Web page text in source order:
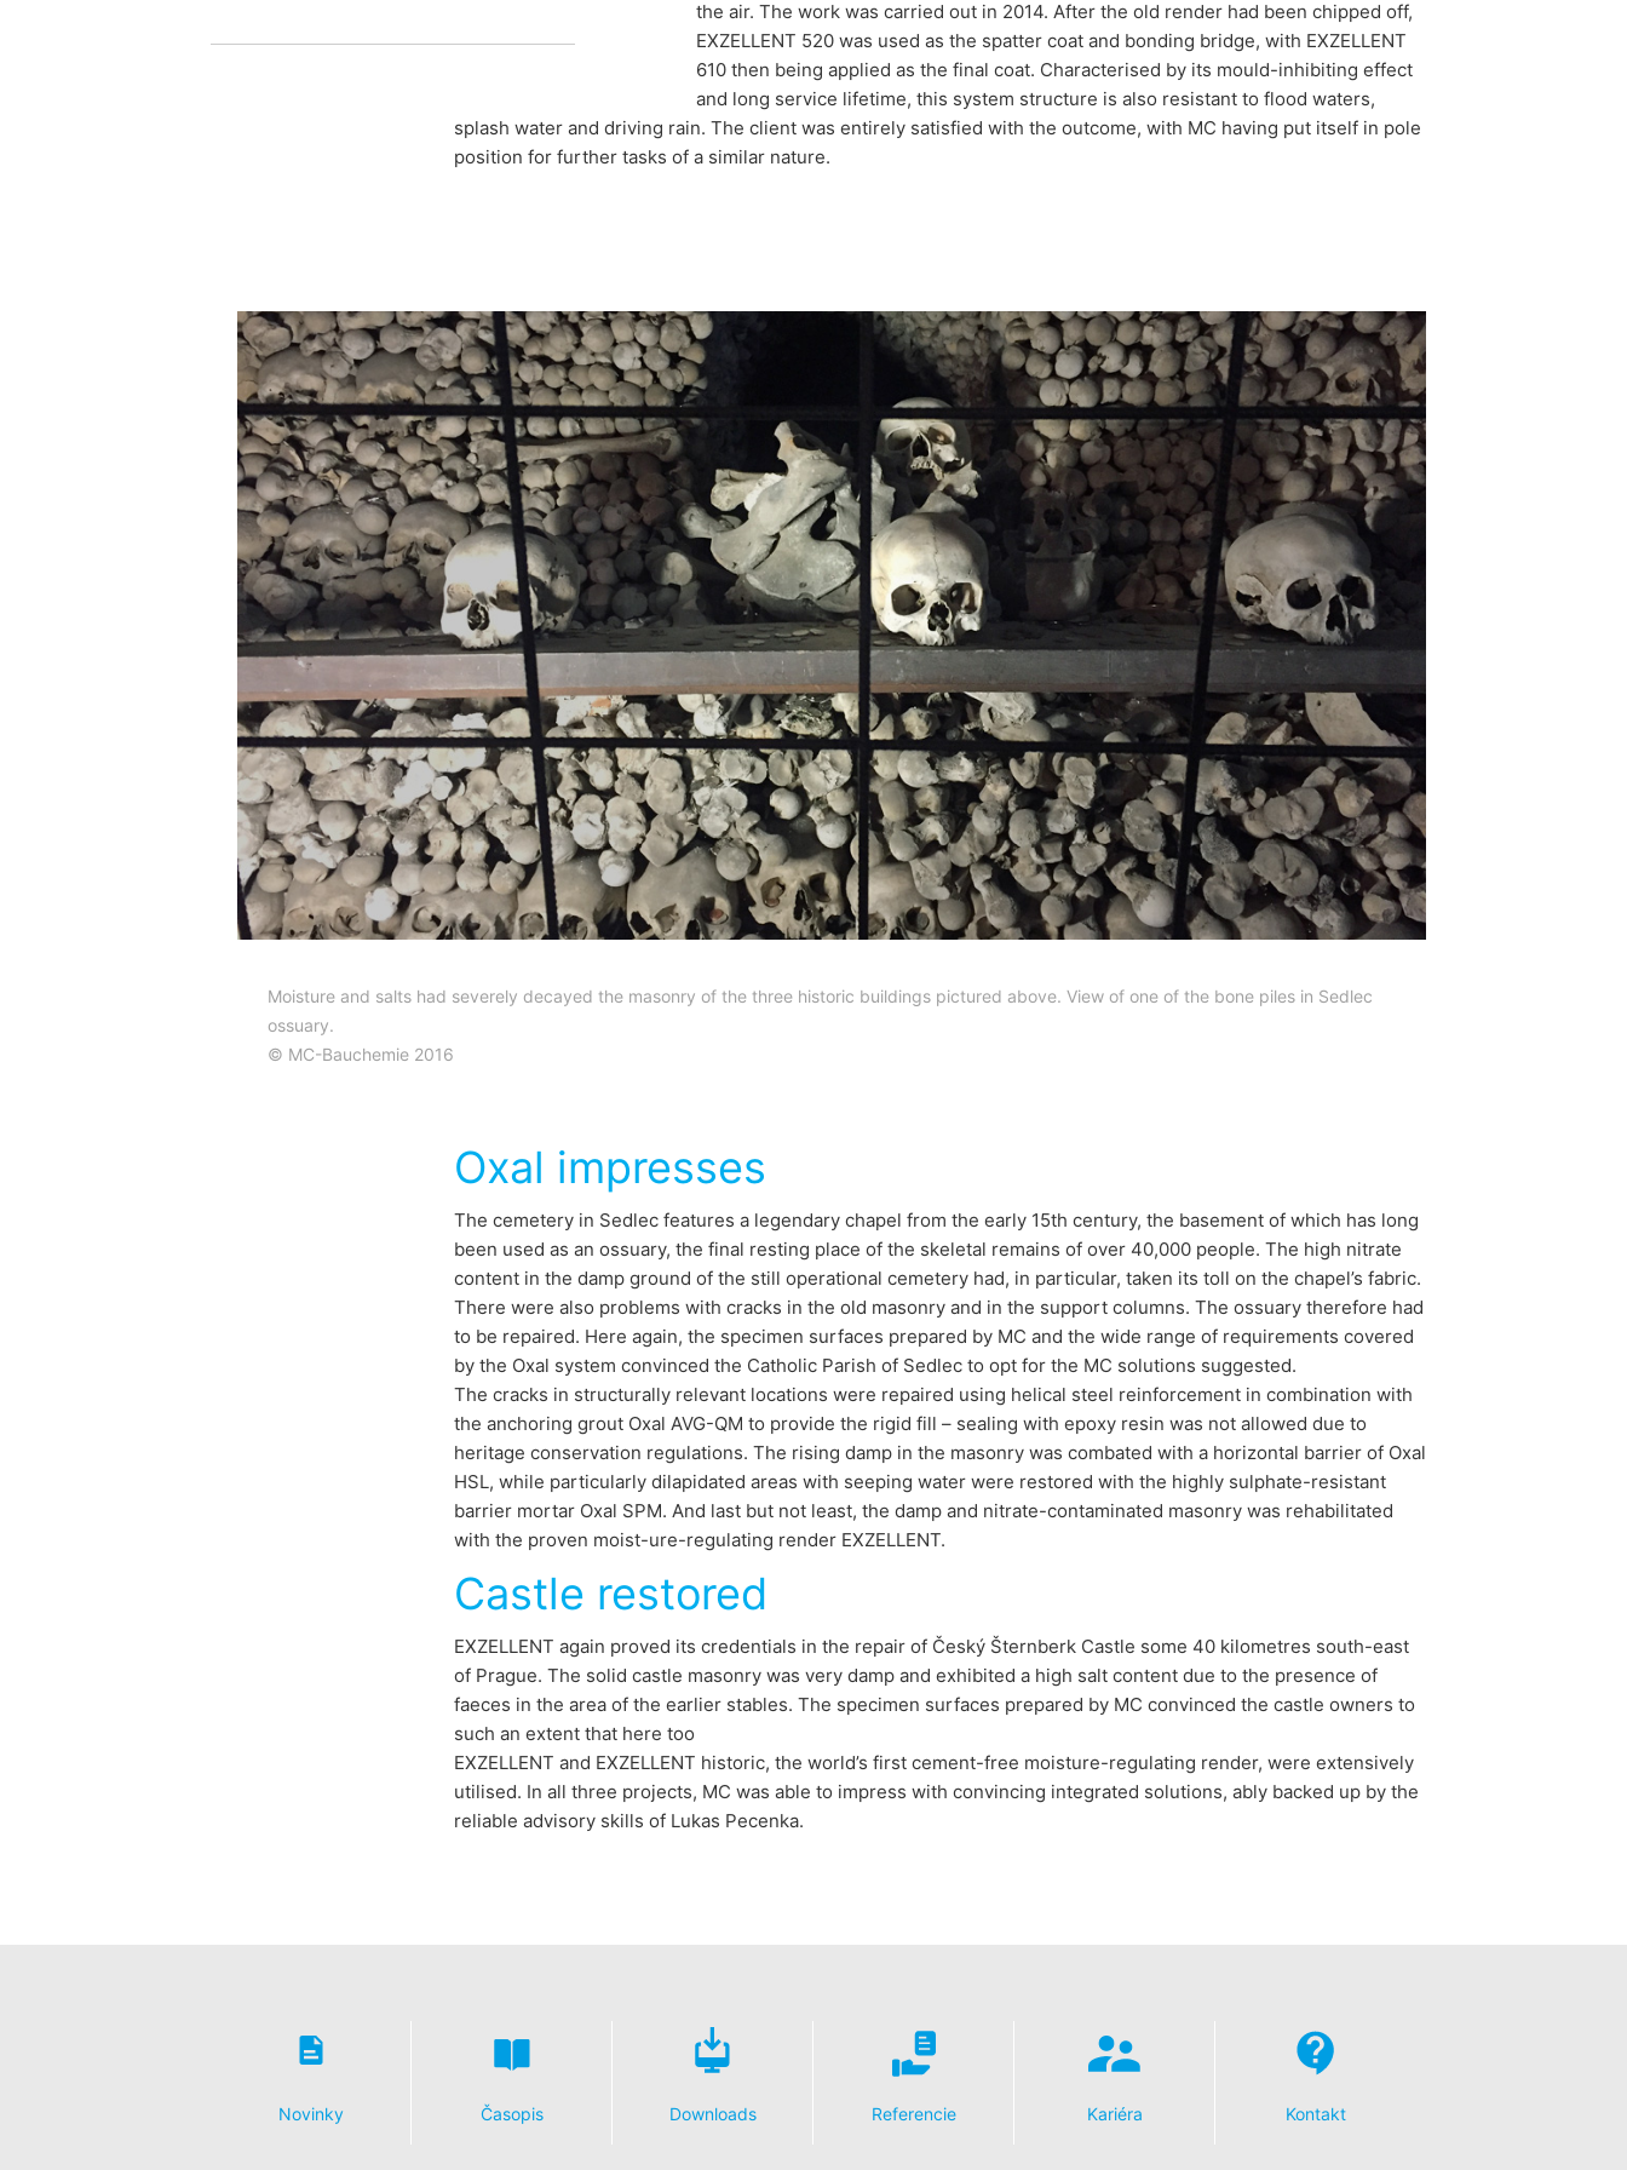
the air. The work was carried out in 2014. After the old render had been chipped off,
EXZELLENT 520 was used as the spatter coat and bonding bridge, with EXZELLENT
610 then being applied as the final coat. Characterised by its mould-inhibiting effect
and long service lifetime, this system structure is also resistant to flood waters,
splash water and driving rain. The client was entirely satisfied with the outcome, with MC having put itself in pole
position for further tasks of a similar nature.
Moisture and salts had severely decayed the masonry of the three historic buildings pictured above. View of one of the bone piles in Sedlec
ossuary.
© MC-Bauchemie 2016
Oxal impresses
The cemetery in Sedlec features a legendary chapel from the early 15th century, the basement of which has long
been used as an ossuary, the final resting place of the skeletal remains of over 40,000 people. The high nitrate
content in the damp ground of the still operational cemetery had, in particular, taken its toll on the chapel’s fabric.
There were also problems with cracks in the old masonry and in the support columns. The ossuary therefore had
to be repaired. Here again, the specimen surfaces prepared by MC and the wide range of requirements covered
by the Oxal system convinced the Catholic Parish of Sedlec to opt for the MC solutions suggested.
The cracks in structurally relevant locations were repaired using helical steel reinforcement in combination with
the anchoring grout Oxal AVG-QM to provide the rigid fill – sealing with epoxy resin was not allowed due to
heritage conservation regulations. The rising damp in the masonry was combated with a horizontal barrier of Oxal
HSL, while particularly dilapidated areas with seeping water were restored with the highly sulphate-resistant
barrier mortar Oxal SPM. And last but not least, the damp and nitrate-contaminated masonry was rehabilitated
with the proven moist-ure-regulating render EXZELLENT.
Castle restored
EXZELLENT again proved its credentials in the repair of Český Šternberk Castle some 40 kilometres south-east
of Prague. The solid castle masonry was very damp and exhibited a high salt content due to the presence of
faeces in the area of the earlier stables. The specimen surfaces prepared by MC convinced the castle owners to
such an extent that here too
EXZELLENT and EXZELLENT historic, the world’s first cement-free moisture-regulating render, were extensively
utilised. In all three projects, MC was able to impress with convincing integrated solutions, ably backed up by the
reliable advisory skills of Lukas Pecenka.
Novinky Časopis Downloads Referencie Kariéra Kontakt